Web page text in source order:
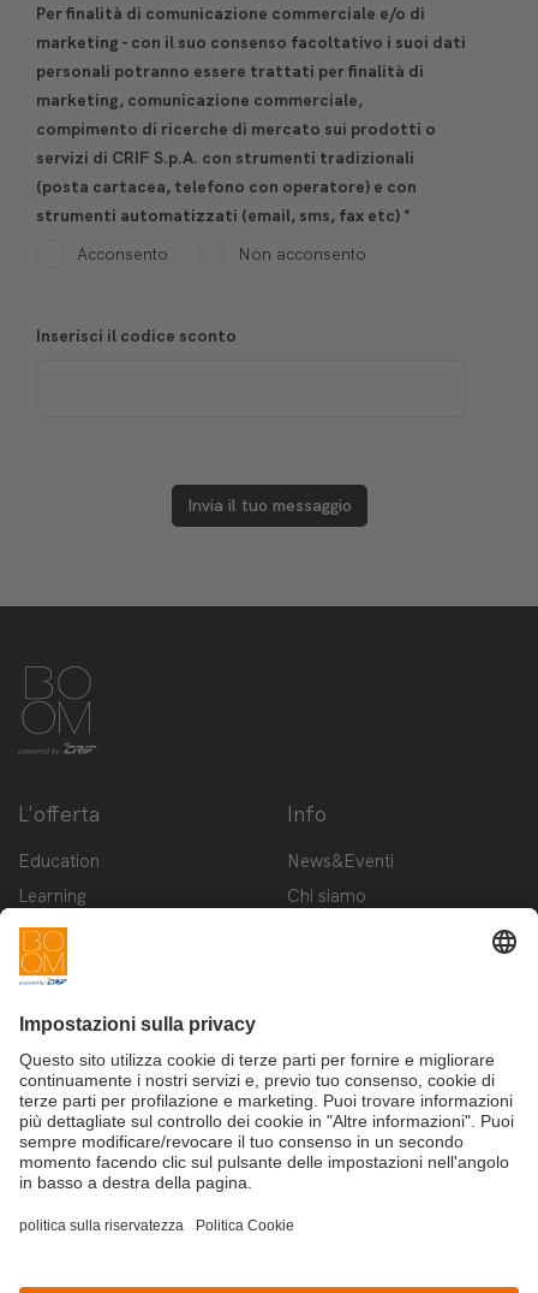
Per finalità di comunicazione commerciale e/o di
marketing - con il suo consenso facoltativo i suoi dati
personali potranno essere trattati per finalità di
marketing, comunicazione commerciale,
compimento di ricerche di mercato sui prodotti o
servizi di CRIF S.p.A. con strumenti tradizionali
(posta cartacea, telefono con operatore) e con
strumenti automatizzati (email, sms, fax etc) *
Acconsento
Non acconsento
Inserisci il codice sconto
Invia il tuo messaggio
L'offerta
Education
Learning
Innovation
Startup
Info
News&Eventi
Chi siamo
Iscriviti alla newsletter BOOM